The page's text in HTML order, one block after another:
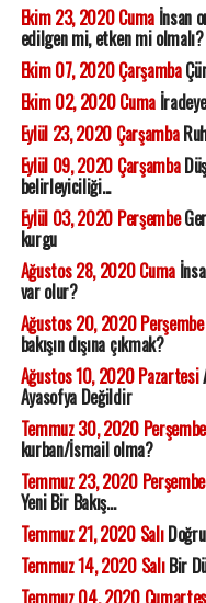
Ekim 23, 2020 Cumaİnsan
edilgen mi, etken mi olmalı?
Ekim 07, 2020 Çarşamba
Ekim 02, 2020 Cuma
Eylül 23, 2020 Çarşamba
Eylül 09, 2020 Çarşamba
belirleyiciliği...
Eylül 03, 2020 Perşembe
kurgu
Ağustos 28, 2020 Cuma
var olur?
Ağustos 20, 2020 Perşembe
bakışın dışına çıkmak?
Ağustos 10, 2020 Pazartesi
Ayasofya Değildir
Temmuz 30, 2020 Perşembe
kurban/İsmail olma?
Temmuz 23, 2020 Perşembe
Yeni Bir Bakış...
Temmuz 21, 2020 Salı
Temmuz 14, 2020 SalıBir
Temmuz 04, 2020